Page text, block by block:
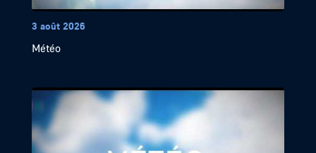
3 août 2026
Météo